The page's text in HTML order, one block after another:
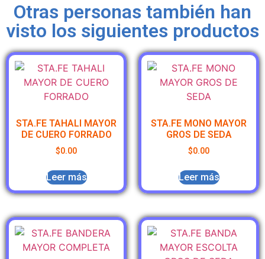
Otras personas también han
visto los siguientes productos
STA.FE TAHALI MAYOR
DE CUERO FORRADO
$0.00
Leer más
STA.FE MONO MAYOR
GROS DE SEDA
$0.00
Leer más